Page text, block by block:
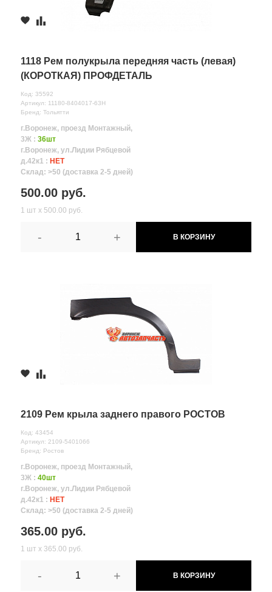
1118 Рем полукрыла передняя часть (левая)
(КОРОТКАЯ) ПРОФДЕТАЛЬ
Код: 35592
Артикул: 11180-8404017-63Н
Бренд: Тольятти
г.Воронеж, проезд Монтажный,
3Ж : 36шт
г.Воронеж, ул.Лидии Рябцевой
д.42к1 : НЕТ
Склад: >50 (доставка 2-5 дней)
500.00 руб.
1 шт х 500.00 руб.
- + В КОРЗИНУ
2109 Рем крыла заднего правого РОСТОВ
Код: 43454
Артикул: 2109-5401066
Бренд: Ростов
г.Воронеж, проезд Монтажный,
3Ж : 40шт
г.Воронеж, ул.Лидии Рябцевой
д.42к1 : НЕТ
Склад: >50 (доставка 2-5 дней)
365.00 руб.
1 шт х 365.00 руб.
- + В КОРЗИНУ